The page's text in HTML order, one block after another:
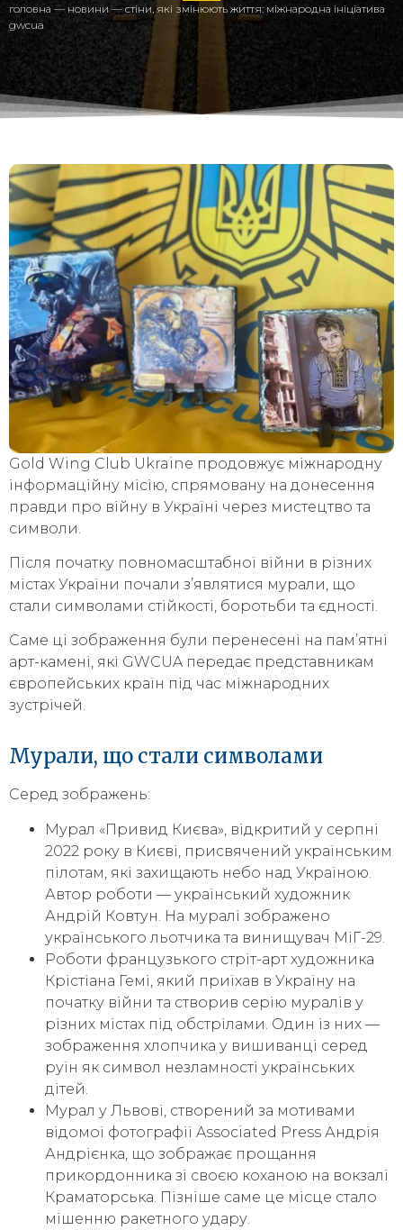
головна — новини—стіни, які змінюють життя: міжнародна ініціатива
gwcua
Gold Wing Club Ukraine продовжує міжнародну
інформаційну місію, спрямовану на донесення
правди про війну в Україні через мистецтво та
символи.
Після початку повномасштабної війни в різних
містах України почали з’являтися мурали, що
стали символами стійкості, боротьби та єдності.
Саме ці зображення були перенесені на пам’ятні
арт-камені, які GWCUA передає представникам
європейських країн під час міжнародних
зустрічей.
Мурали, що стали символами
Серед зображень:
Мурал «Привид Києва», відкритий у серпні
2022 року в Києві, присвячений українським
пілотам, які захищають небо над Україною.
Автор роботи — український художник
Андрій Ковтун. На муралі зображено
українського льотчика та винищувач МіГ-29.
Роботи французького стріт-арт художника
Крістіана Гемі, який приїхав в Україну на
початку війни та створив серію муралів у
різних містах під обстрілами. Один із них —
зображення хлопчика у вишиванці серед
руїн як символ незламності українських
дітей.
Мурал у Львові, створений за мотивами
відомої фотографії Associated Press Андрія
Андрієнка, що зображає прощання
прикордонника зі своєю коханою на вокзалі
Краматорська. Пізніше саме це місце стало
мішенню ракетного удару.